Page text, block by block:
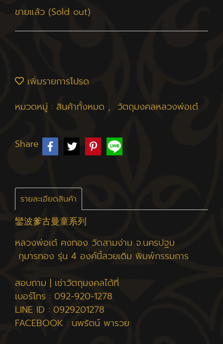
ขายแล้ว (Sold out)
เพิ่มรายการโปรด
หมวดหมู่ : สินค้าทั้งหมด , วัตถุมงคลหลวงพ่อเต๋
Share
รายละเอียดสินค้า
鑾波爹古曼童系列
หลวงพ่อเต๋ คงทอง วัดสามง่าม จ.นครปฐม
กุมารทอง รุ่น 4 องค์นี้สวยเดิม พิมพ์กรรมการ
สอบถาม | เช่าวัตถุมงคลได้ที่
เบอร์โทร : 092-920-1278
LINE ID : 0929201278
FACEBOOK : นพรัตน์ พารวย